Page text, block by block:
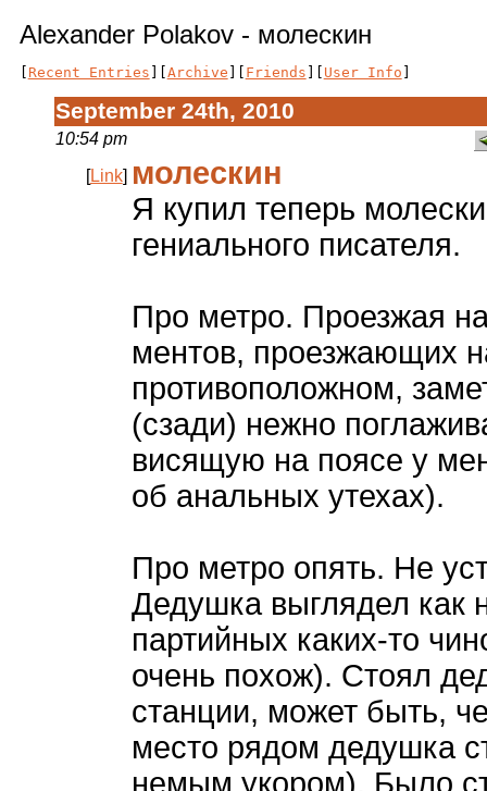
Alexander Polakov - молескин
[ Recent Entries ][Archive ][ Friends ][ User Info ]
September 24th, 2010
10:54 pm
[Link] молескин
Я купил теперь
гениального писателя.
Про метро. Проезжая
ментов, проезжающих
противоположном,
(сзади) нежно
висящую на поясе у
об анальных утехах).
Про метро опять. Не
Дедушка выглядел как
партийных каких-то
очень похож). Cтоял
станции, может быть,
место рядом дедушка
немым укором). Было